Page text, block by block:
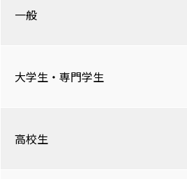
一般
大学生・専門学生
高校生